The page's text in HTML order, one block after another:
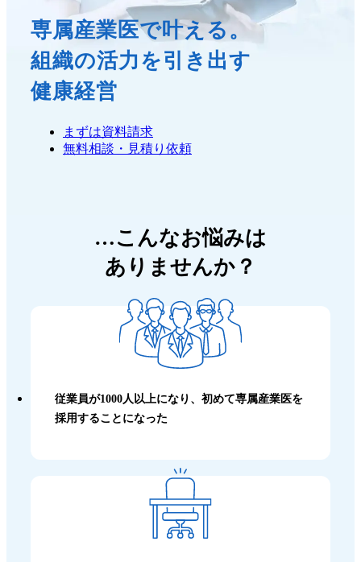
専属産業医で叶える。
組織の活力を引き出す
健康経営
まずは資料請求
無料相談・見積り依頼
…こんなお悩みは
ありませんか？
従業員が1000人以上になり、初めて専属産業医を
採用することになった